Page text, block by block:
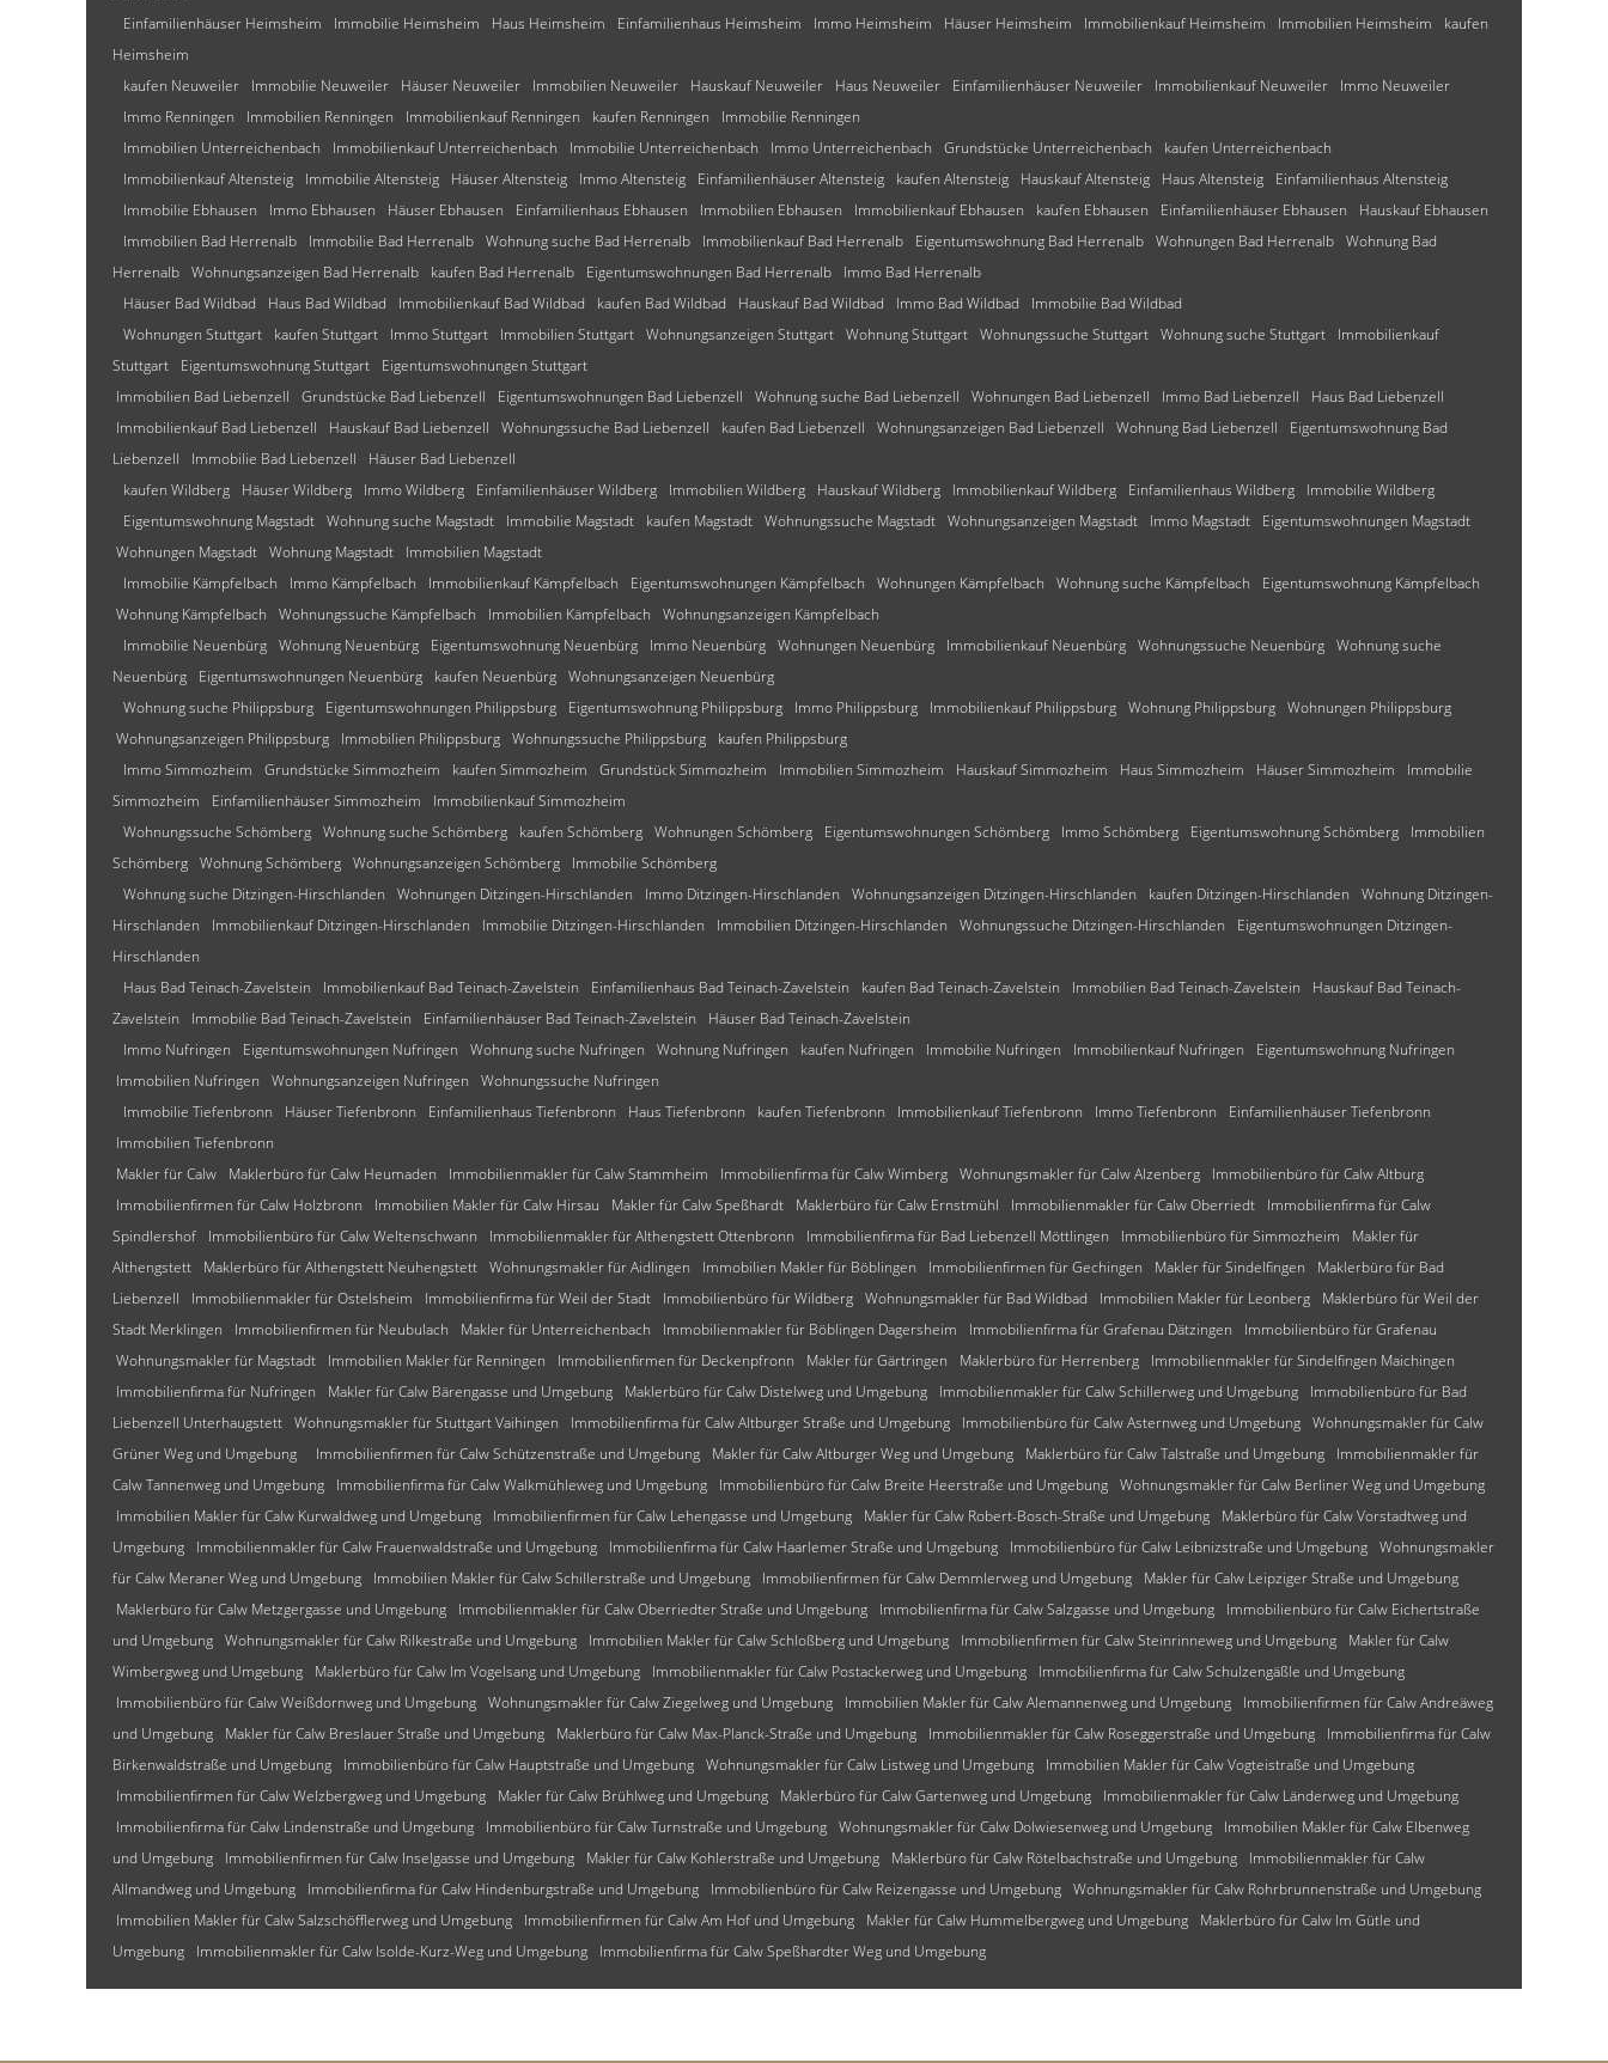
Einfamilienhäuser Heimsheim
Immobilie Heimsheim Haus Heimsheim Einfamilienhaus Heimsheim Immo Heimsheim Häuser Heimsheim Immobilienkauf Heimsheim Immobilien Heimsheim
kaufen
Heimsheim
kaufen Neuweiler
Immobilie Neuweiler Häuser Neuweiler Immobilien Neuweiler Hauskauf Neuweiler Haus Neuweiler Einfamilienhäuser Neuweiler Immobilienkauf Neuweiler
Immo Neuweiler
Immo Renningen
Immobilien Renningen Immobilienkauf Renningen kaufen Renningen
Immobilie Renningen
Immobilien Unterreichenbach
Immobilienkauf Unterreichenbach Immobilie Unterreichenbach Immo Unterreichenbach Grundstücke Unterreichenbach
kaufen Unterreichenbach
Immobilienkauf Altensteig
Immobilie Altensteig Häuser Altensteig Immo Altensteig Einfamilienhäuser Altensteig kaufen Altensteig Hauskauf Altensteig Haus Altensteig
Einfamilienhaus Altensteig
Immobilie Ebhausen
Immo Ebhausen Häuser Ebhausen Einfamilienhaus Ebhausen Immobilien Ebhausen Immobilienkauf Ebhausen kaufen Ebhausen Einfamilienhäuser Ebhausen
Hauskauf Ebhausen
Immobilien Bad Herrenalb
Immobilie Bad Herrenalb Wohnung suche Bad Herrenalb Immobilienkauf Bad Herrenalb Eigentumswohnung Bad Herrenalb Wohnungen Bad Herrenalb Wohnung Bad
Herrenalb Wohnungsanzeigen Bad Herrenalb kaufen Bad Herrenalb Eigentumswohnungen Bad Herrenalb
Immo Bad Herrenalb
Häuser Bad Wildbad
Haus Bad Wildbad Immobilienkauf Bad Wildbad kaufen Bad Wildbad Hauskauf Bad Wildbad Immo Bad Wildbad
Immobilie Bad Wildbad
Wohnungen Stuttgart
kaufen Stuttgart Immo Stuttgart Immobilien Stuttgart Wohnungsanzeigen Stuttgart Wohnung Stuttgart Wohnungssuche Stuttgart Wohnung suche Stuttgart
Immobilienkauf
Stuttgart
Eigentumswohnung Stuttgart
Eigentumswohnungen Stuttgart
Immobilien Bad Liebenzell
Grundstücke Bad Liebenzell Eigentumswohnungen Bad Liebenzell Wohnung suche Bad Liebenzell Wohnungen Bad Liebenzell Immo Bad Liebenzell
Haus Bad Liebenzell
Immobilienkauf Bad Liebenzell
Hauskauf Bad Liebenzell Wohnungssuche Bad Liebenzell kaufen Bad Liebenzell Wohnungsanzeigen Bad Liebenzell Wohnung Bad Liebenzell
Eigentumswohnung Bad
Liebenzell
Immobilie Bad Liebenzell
Häuser Bad Liebenzell
kaufen Wildberg
Häuser Wildberg Immo Wildberg Einfamilienhäuser Wildberg Immobilien Wildberg Hauskauf Wildberg Immobilienkauf Wildberg Einfamilienhaus Wildberg
Immobilie Wildberg
Eigentumswohnung Magstadt Wohnung suche Magstadt Immobilie Magstadt kaufen Magstadt Wohnungssuche Magstadt Wohnungsanzeigen Magstadt Immo Magstadt
Eigentumswohnungen Magstadt
Wohnungen Magstadt Wohnung Magstadt
Immobilien Magstadt
Immobilie Kämpfelbach
Immo Kämpfelbach Immobilienkauf Kämpfelbach Eigentumswohnungen Kämpfelbach Wohnungen Kämpfelbach Wohnung suche Kämpfelbach
Eigentumswohnung Kämpfelbach
Wohnung Kämpfelbach
Wohnungssuche Kämpfelbach Immobilien Kämpfelbach
Wohnungsanzeigen Kämpfelbach
Immobilie Neuenbürg Wohnung Neuenbürg Eigentumswohnung Neuenbürg Immo Neuenbürg Wohnungen Neuenbürg Immobilienkauf Neuenbürg Wohnungssuche Neuenbürg Wohnung suche
Neuenbürg
Eigentumswohnungen Neuenbürg kaufen Neuenbürg Wohnungsanzeigen Neuenbürg
Wohnung suche Philippsburg
Eigentumswohnungen Philippsburg Eigentumswohnung Philippsburg Immo Philippsburg Immobilienkauf Philippsburg Wohnung Philippsburg Wohnungen Philippsburg
Wohnungsanzeigen Philippsburg
Immobilien Philippsburg Wohnungssuche Philippsburg
kaufen Philippsburg
Immo Simmozheim
Grundstücke Simmozheim kaufen Simmozheim Grundstück Simmozheim Immobilien Simmozheim Hauskauf Simmozheim Haus Simmozheim Häuser Simmozheim
Immobilie
Simmozheim
Einfamilienhäuser Simmozheim
Immobilienkauf Simmozheim
Wohnungssuche Schömberg Wohnung suche Schömberg kaufen Schömberg Wohnungen Schömberg Eigentumswohnungen Schömberg Immo Schömberg Eigentumswohnung Schömberg
Immobilien
Schömberg Wohnung Schömberg Wohnungsanzeigen Schömberg
Immobilie Schömberg
Wohnung suche Ditzingen-Hirschlanden
Wohnungen Ditzingen-Hirschlanden Immo Ditzingen-Hirschlanden Wohnungsanzeigen Ditzingen-Hirschlanden kaufen Ditzingen-Hirschlanden
Wohnung Ditzingen-
Hirschlanden
Immobilienkauf Ditzingen-Hirschlanden Immobilie Ditzingen-Hirschlanden Immobilien Ditzingen-Hirschlanden Wohnungssuche Ditzingen-Hirschlanden
Eigentumswohnungen Ditzingen-
Hirschlanden
Haus Bad Teinach-Zavelstein
Immobilienkauf Bad Teinach-Zavelstein Einfamilienhaus Bad Teinach-Zavelstein kaufen Bad Teinach-Zavelstein Immobilien Bad Teinach-Zavelstein
Hauskauf Bad Teinach-
Zavelstein
Immobilie Bad Teinach-Zavelstein Einfamilienhäuser Bad Teinach-Zavelstein
Häuser Bad Teinach-Zavelstein
Immo Nufringen
Eigentumswohnungen Nufringen Wohnung suche Nufringen Wohnung Nufringen kaufen Nufringen Immobilie Nufringen Immobilienkauf Nufringen
Eigentumswohnung Nufringen
Immobilien Nufringen
Wohnungsanzeigen Nufringen
Wohnungssuche Nufringen
Immobilie Tiefenbronn
Häuser Tiefenbronn Einfamilienhaus Tiefenbronn Haus Tiefenbronn kaufen Tiefenbronn Immobilienkauf Tiefenbronn Immo Tiefenbronn
Einfamilienhäuser Tiefenbronn
Immobilien Tiefenbronn
Makler für Calw
Maklerbüro für Calw Heumaden Immobilienmakler für Calw Stammheim Immobilienfirma für Calw Wimberg Wohnungsmakler für Calw Alzenberg
Immobilienbüro für Calw Altburg
Immobilienfirmen für Calw Holzbronn
Immobilien Makler für Calw Hirsau Makler für Calw Speßhardt Maklerbüro für Calw Ernstmühl Immobilienmakler für Calw Oberriedt
Immobilienfirma für Calw
Spindlershof
Immobilienbüro für Calw Weltenschwann Immobilienmakler für Althengstett Ottenbronn Immobilienfirma für Bad Liebenzell Möttlingen Immobilienbüro für Simmozheim
Makler für
Althengstett
Maklerbüro für Althengstett Neuhengstett Wohnungsmakler für Aidlingen Immobilien Makler für Böblingen Immobilienfirmen für Gechingen Makler für Sindelfingen
Maklerbüro für Bad
Liebenzell
Immobilienmakler für Ostelsheim Immobilienfirma für Weil der Stadt Immobilienbüro für Wildberg Wohnungsmakler für Bad Wildbad Immobilien Makler für Leonberg
Maklerbüro für Weil der
Stadt Merklingen
Immobilienfirmen für Neubulach Makler für Unterreichenbach Immobilienmakler für Böblingen Dagersheim Immobilienfirma für Grafenau Dätzingen
Immobilienbüro für Grafenau
Wohnungsmakler für Magstadt
Immobilien Makler für Renningen Immobilienfirmen für Deckenpfronn Makler für Gärtringen Maklerbüro für Herrenberg
Immobilienmakler für Sindelfingen Maichingen
Immobilienfirma für Nufringen
Makler für Calw Bärengasse und Umgebung Maklerbüro für Calw Distelweg und Umgebung Immobilienmakler für Calw Schillerweg und Umgebung
Immobilienbüro für Bad
Liebenzell Unterhaugstett Wohnungsmakler für Stuttgart Vaihingen Immobilienfirma für Calw Altburger Straße und Umgebung Immobilienbüro für Calw Asternweg und Umgebung Wohnungsmakler für Calw
Grüner Weg und Umgebung
Immobilienfirmen für Calw Schützenstraße und Umgebung Makler für Calw Altburger Weg und Umgebung Maklerbüro für Calw Talstraße und Umgebung
Immobilienmakler für
Calw Tannenweg und Umgebung
Immobilienfirma für Calw Walkmühleweg und Umgebung Immobilienbüro für Calw Breite Heerstraße und Umgebung Wohnungsmakler für Calw Berliner Weg und Umgebung
Immobilien Makler für Calw Kurwaldweg und Umgebung
Immobilienfirmen für Calw Lehengasse und Umgebung Makler für Calw Robert-Bosch-Straße und Umgebung
Maklerbüro für Calw Vorstadtweg und
Umgebung
Immobilienmakler für Calw Frauenwaldstraße und Umgebung Immobilienfirma für Calw Haarlemer Straße und Umgebung Immobilienbüro für Calw Leibnizstraße und Umgebung Wohnungsmakler
für Calw Meraner Weg und Umgebung
Immobilien Makler für Calw Schillerstraße und Umgebung Immobilienfirmen für Calw Demmlerweg und Umgebung
Makler für Calw Leipziger Straße und Umgebung
Maklerbüro für Calw Metzgergasse und Umgebung
Immobilienmakler für Calw Oberriedter Straße und Umgebung Immobilienfirma für Calw Salzgasse und Umgebung
Immobilienbüro für Calw Eichertstraße
und Umgebung Wohnungsmakler für Calw Rilkestraße und Umgebung Immobilien Makler für Calw Schloßberg und Umgebung Immobilienfirmen für Calw Steinrinneweg und Umgebung
Makler für Calw
Wimbergweg und Umgebung
Maklerbüro für Calw Im Vogelsang und Umgebung Immobilienmakler für Calw Postackerweg und Umgebung
Immobilienfirma für Calw Schulzengäßle und Umgebung
Immobilienbüro für Calw Weißdornweg und Umgebung Wohnungsmakler für Calw Ziegelweg und Umgebung Immobilien Makler für Calw Alemannenweg und Umgebung
Immobilienfirmen für Calw Andreäweg
und Umgebung
Makler für Calw Breslauer Straße und Umgebung Maklerbüro für Calw Max-Planck-Straße und Umgebung Immobilienmakler für Calw Roseggerstraße und Umgebung
Immobilienfirma für Calw
Birkenwaldstraße und Umgebung
Immobilienbüro für Calw Hauptstraße und Umgebung Wohnungsmakler für Calw Listweg und Umgebung
Immobilien Makler für Calw Vogteistraße und Umgebung
Immobilienfirmen für Calw Welzbergweg und Umgebung
Makler für Calw Brühlweg und Umgebung Maklerbüro für Calw Gartenweg und Umgebung
Immobilienmakler für Calw Länderweg und Umgebung
Immobilienfirma für Calw Lindenstraße und Umgebung
Immobilienbüro für Calw Turnstraße und Umgebung Wohnungsmakler für Calw Dolwiesenweg und Umgebung
Immobilien Makler für Calw Elbenweg
und Umgebung
Immobilienfirmen für Calw Inselgasse und Umgebung Makler für Calw Kohlerstraße und Umgebung Maklerbüro für Calw Rötelbachstraße und Umgebung
Immobilienmakler für Calw
Allmandweg und Umgebung
Immobilienfirma für Calw Hindenburgstraße und Umgebung Immobilienbüro für Calw Reizengasse und Umgebung Wohnungsmakler für Calw Rohrbrunnenstraße und Umgebung
Immobilien Makler für Calw Salzschöfflerweg und Umgebung
Immobilienfirmen für Calw Am Hof und Umgebung Makler für Calw Hummelbergweg und Umgebung
Maklerbüro für Calw Im Gütle und
Umgebung
Immobilienmakler für Calw Isolde-Kurz-Weg und Umgebung Immobilienfirma für Calw Speßhardter Weg und Umgebung